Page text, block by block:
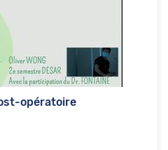
opératoire